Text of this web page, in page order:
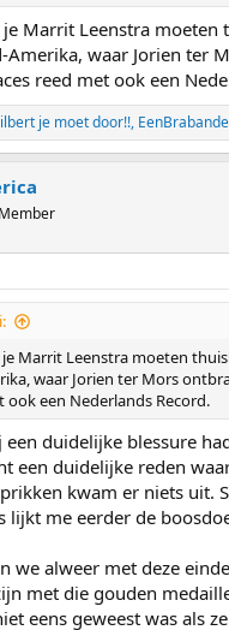
Marrit Leenstra moeten
Amerika, waar Jorien ter
reed met ook een
je moet door!!,
Marrit Leenstra moeten
waar Jorien ter Mors
ook een Nederlands Record.
een duidelijke blessure
een duidelijke reden
kwam er niets uit.
lijkt me eerder de
we alweer met deze
met die gouden
eens geweest was als